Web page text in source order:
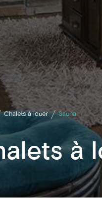
Chalets à louer Sauna
à